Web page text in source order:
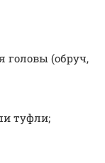
головы (обруч,
туфли;